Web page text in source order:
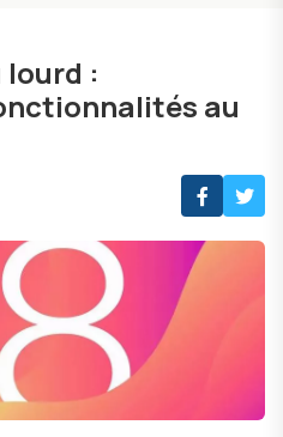
lourd :
au